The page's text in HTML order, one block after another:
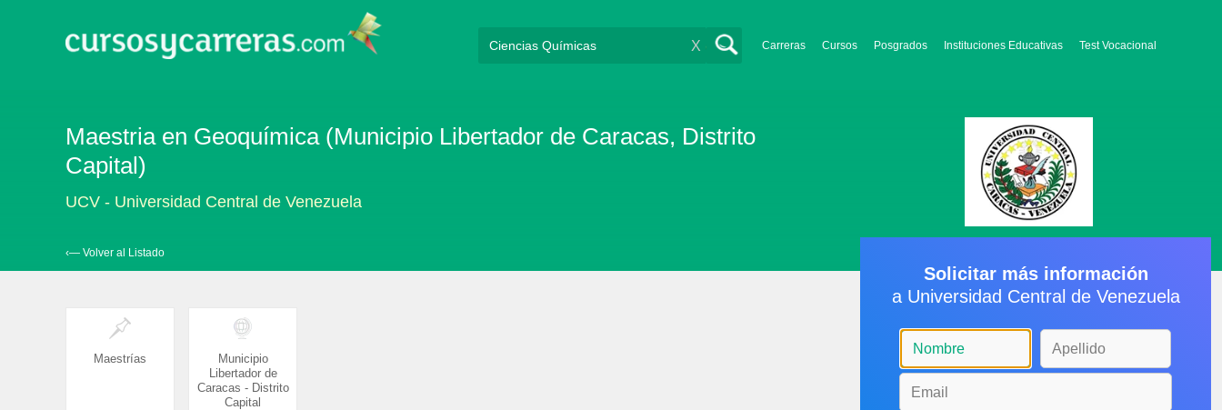
Carreras Cursos Posgrados Instituciones Educativas Test Vocacional
X
Maestria en Geoquímica (Municipio Libertador de Caracas, Distrito
Capital)
UCV - Universidad Central de Venezuela
‹— Volver al Listado
Maestrías
Municipio
Libertador de
Caracas - Distrito
Capital
Solicitar más información
a Universidad Central de Venezuela